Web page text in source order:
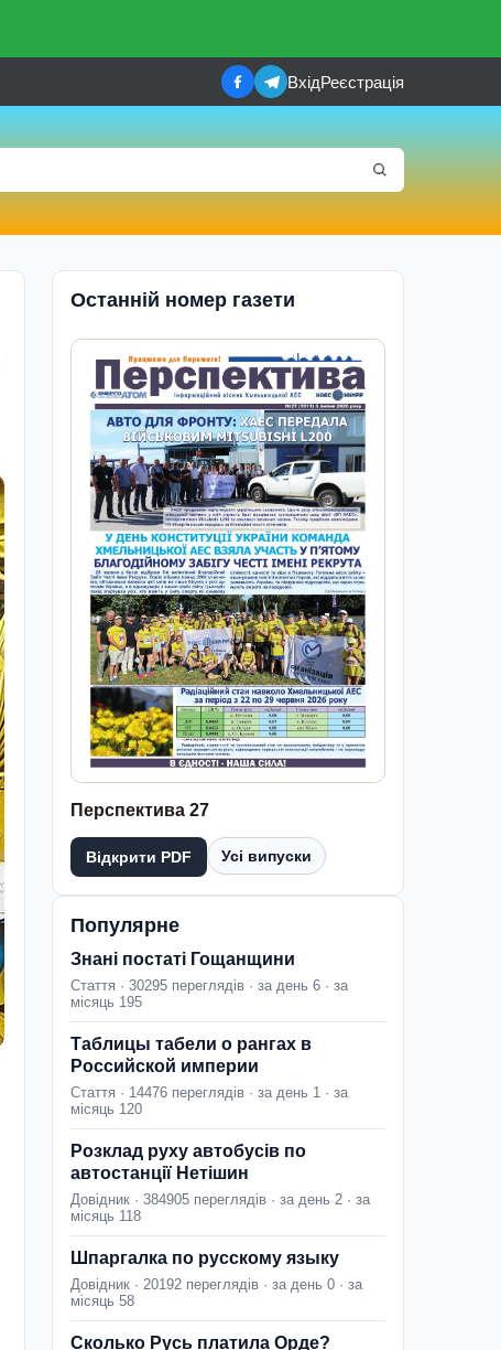
ВхідРеєстрація
Останній номер газети
Перспектива 27
Відкрити PDF Усі випуски
Популярне
Знані постаті Гощанщини
Стаття · 30295 переглядів · за день 6 · за
місяць 195
Таблицы табели о рангах в
Российской империи
Стаття · 14476 переглядів · за день 1 · за
місяць 120
Розклад руху автобусів по
автостанції Нетішин
Довідник · 384905 переглядів · за день 2 · за
місяць 118
Шпаргалка по русскому языку
Довідник · 20192 переглядів · за день 0 · за
місяць 58
Сколько Русь платила Орде?